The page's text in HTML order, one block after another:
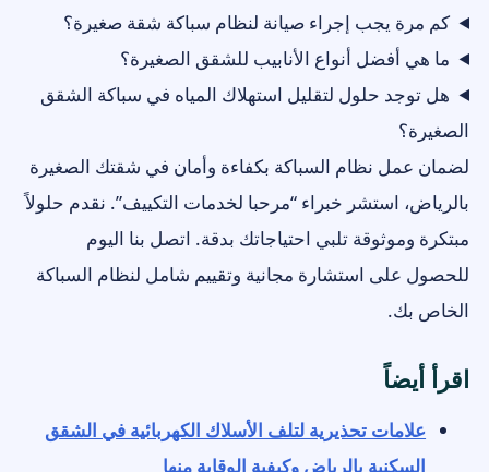
كم مرة يجب إجراء صيانة لنظام سباكة شقة صغيرة؟
ما هي أفضل أنواع الأنابيب للشقق الصغيرة؟
هل توجد حلول لتقليل استهلاك المياه في سباكة الشقق
الصغيرة؟
لضمان عمل نظام السباكة بكفاءة وأمان في شقتك الصغيرة
بالرياض، استشر خبراء “مرحبا لخدمات التكييف”. نقدم حلولاً
مبتكرة وموثوقة تلبي احتياجاتك بدقة. اتصل بنا اليوم
للحصول على استشارة مجانية وتقييم شامل لنظام السباكة
الخاص بك.
اقرأ أيضاً
علامات تحذيرية لتلف الأسلاك الكهربائية في الشقق
السكنية بالرياض وكيفية الوقاية منها